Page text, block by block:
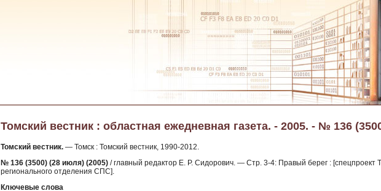
Томский вестник : областная ежедневная газета. - 2005. - № 136
Томский вестник. — Томск : Томский вестник, 1990-2012.
№ 136 (3500) (28 июля) (2005) / главный редактор Е. Р. Сидорович. — Стр. 3-4: Правый берег : [спецпроект
регионального отделения СПС].
Ключевые слова